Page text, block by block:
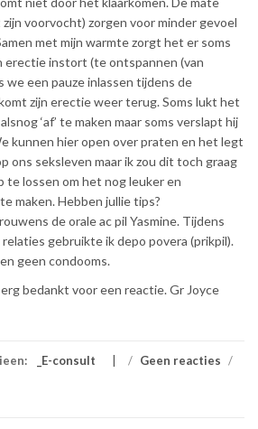
zijn voorvocht) zorgen voor minder gevoel
met mijn warmte zorgt het er soms
erectie instort (te ontspannen (van
we een pauze inlassen tijdens de
zijn erectie weer terug. Soms lukt het
‘af’ te maken maar soms verslapt hij
kunnen hier open over praten en het legt
ons seksleven maar ik zou dit toch graag
te lossen om het nog leuker en
maken. Hebben jullie tips?
de orale ac pil Yasmine. Tijdens
relaties gebruikte ik depo povera (prikpil).
geen condooms.
bedankt voor een reactie. Gr Joyce
_E-consult / Geen reacties /